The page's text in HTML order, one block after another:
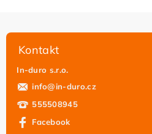
Kontakt
In-duro s.r.o.
info@in-duro.cz
555508945
Facebook